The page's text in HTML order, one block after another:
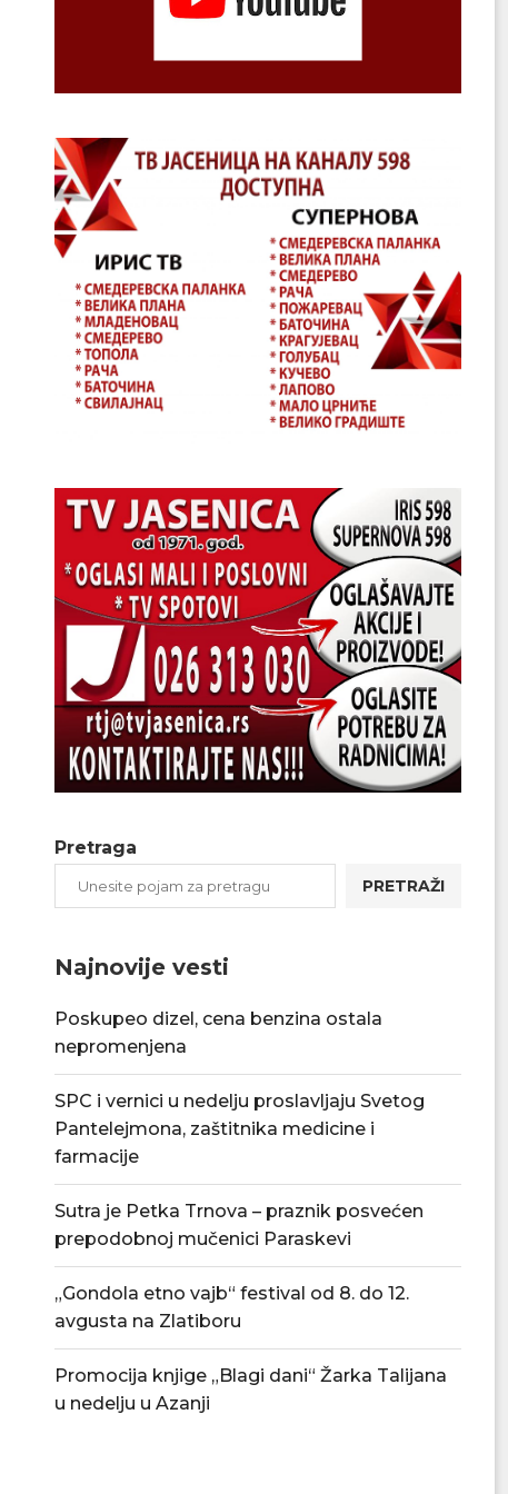
Pretraga
PRETRAŽI
Najnovije vesti
Poskupeo dizel, cena benzina ostala
nepromenjena
SPC i vernici u nedelju proslavljaju Svetog
Pantelejmona, zaštitnika medicine i
farmacije
Sutra je Petka Trnova – praznik posvećen
prepodobnoj mučenici Paraskevi
„Gondola etno vajb“ festival od 8. do 12.
avgusta na Zlatiboru
Promocija knjige „Blagi dani“ Žarka Talijana
u nedelju u Azanji